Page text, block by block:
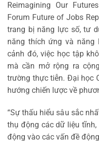
Reimagining Our
Forum Future of Jobs
trang bị năng lực số, tư
năng thích ứng và năng
cảnh đó, việc học tập
mà cần mở rộng ra
trường thực tiễn. Đại học
hướng chiến lược về
“Sự thấu hiểu sâu sắc
thụ động các dữ liệu
động vào các vấn đề